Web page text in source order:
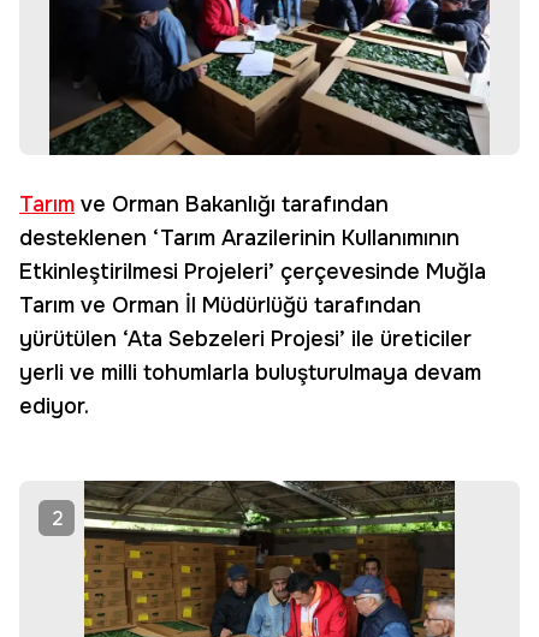
Tarım ve Orman Bakanlığı tarafından
desteklenen ‘Tarım Arazilerinin Kullanımının
Etkinleştirilmesi Projeleri’ çerçevesinde Muğla
Tarım ve Orman İl Müdürlüğü tarafından
yürütülen ‘Ata Sebzeleri Projesi’ ile üreticiler
yerli ve milli tohumlarla buluşturulmaya devam
ediyor.
2